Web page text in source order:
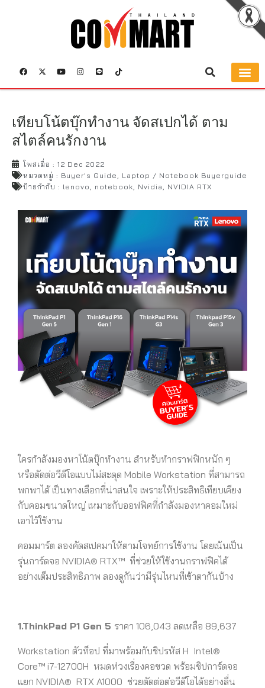
เทียบโน้ตบุ๊กทำงาน จัดสเปกได้ ตาม
สไตล์คนรักงาน
โพสเมื่อ : 12 Dec 2022
หมวดหมู่ : Buyer's Guide
Laptop / Notebook Buyerguide
ป้ายกำกับ : lenovo notebook Nvidia NVIDIA RTX
ใครกำลังมองหาโน้ตบุ๊กทำงาน สำหรับทำกราฟฟิกหนัก ๆ
หรือตัดต่อวีดีโอแบบไม่สะดุด Mobile Workstation ที่สามารถ
พกพาได้ เป็นทางเลือกที่น่าสนใจ เพราะให้ประสิทธิเทียบเคียง
กับคอมขนาดใหญ่ เหมาะกับออฟฟิศที่กำลังมองหาคอมใหม่
เอาไว้ใช้งาน
คอมมาร์ต ลองคัดสเปคมาให้ตามโจทย์การใช้งาน โดยเน้นเป็น
รุ่นการ์ดจอ NVIDIA® RTX™ ที่ช่วยให้ใช้งานกราฟฟิคได้
อย่างเต็มประสิทธิภาพ ลองดูกันว่ามีรุ่นไหนที่เข้าตากันบ้าง
1.ThinkPad P1 Gen 5 ราคา 106,043 ลดเหลือ 89,637
Workstation ตัวท็อป ที่มาพร้อมกับชิปรหัส H Intel®
Core™ i7-12700H หมดห่วงเรื่องคอขวด พร้อมชิปการ์ดจอ
แยก NVIDIA® RTX A1000 ช่วยตัดต่อต่อวีดีโอได้อย่างลื่น